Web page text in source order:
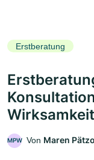
Erstberatung
Wirksamkeit
MPW Von Maren